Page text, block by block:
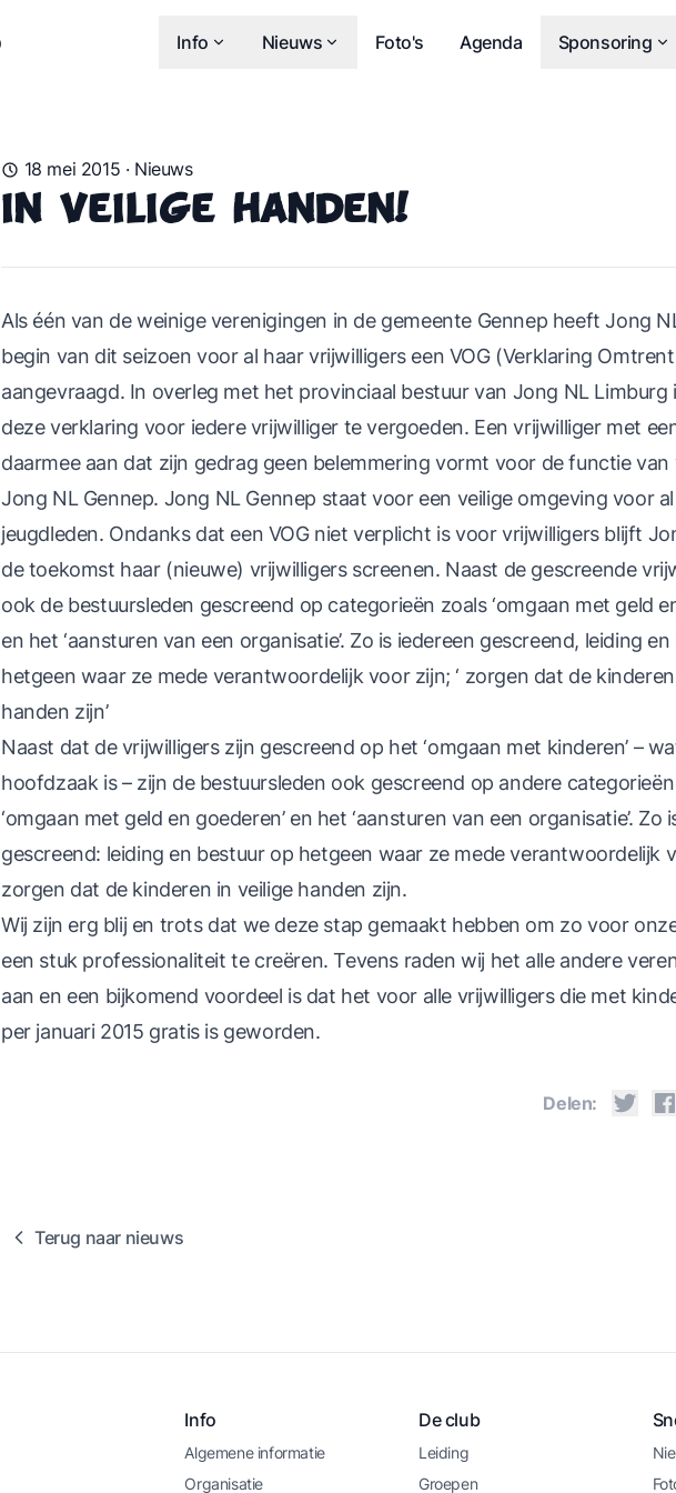
Info Nieuws Foto's Agenda Sponsoring
18 mei 2015 · Nieuws
In veilige handen!
Als één van de weinige verenigingen in de gemeente Gennep heeft Jong
begin van dit seizoen voor al haar vrijwilligers een VOG (Verklaring
aangevraagd. In overleg met het provinciaal bestuur van Jong NL Limburg
deze verklaring voor iedere vrijwilliger te vergoeden. Een vrijwilliger met
daarmee aan dat zijn gedrag geen belemmering vormt voor de functie van
Jong NL Gennep. Jong NL Gennep staat voor een veilige omgeving voor
jeugdleden. Ondanks dat een VOG niet verplicht is voor vrijwilligers blijft
de toekomst haar (nieuwe) vrijwilligers screenen. Naast de gescreende
ook de bestuursleden gescreend op categorieën zoals ‘omgaan met geld
en het ‘aansturen van een organisatie’. Zo is iedereen gescreend, leiding
hetgeen waar ze mede verantwoordelijk voor zijn; ‘ zorgen dat de
handen zijn’
Naast dat de vrijwilligers zijn gescreend op het ‘omgaan met kinderen’ –
hoofdzaak is – zijn de bestuursleden ook gescreend op andere
‘omgaan met geld en goederen’ en het ‘aansturen van een organisatie’. Zo
gescreend: leiding en bestuur op hetgeen waar ze mede verantwoordelijk
zorgen dat de kinderen in veilige handen zijn.
Wij zijn erg blij en trots dat we deze stap gemaakt hebben om zo voor
een stuk professionaliteit te creëren. Tevens raden wij het alle andere
aan en een bijkomend voordeel is dat het voor alle vrijwilligers die met
per januari 2015 gratis is geworden.
Delen:
Terug naar nieuws
Info
Algemene informatie
Organisatie
De club
Leiding
Groepen